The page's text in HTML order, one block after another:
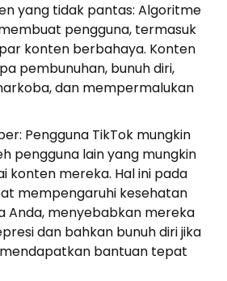
yang tidak pantas: Algoritme
pengguna, termasuk
konten berbahaya. Konten
pembunuhan, bunuh diri,
dan mempermalukan
Pengguna TikTok mungkin
pengguna lain yang mungkin
konten mereka. Hal ini pada
mempengaruhi kesehatan
Anda, menyebabkan mereka
dan bahkan bunuh diri jika
bantuan tepat